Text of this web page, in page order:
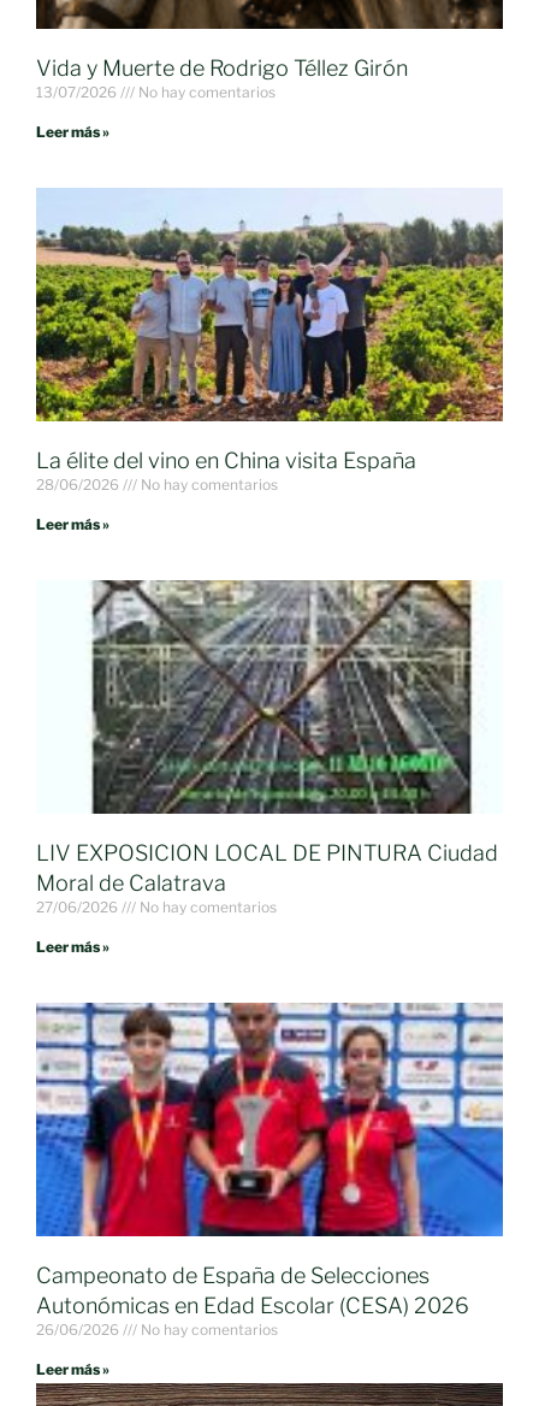
Vida y Muerte de Rodrigo Téllez Girón
13/07/2026 No hay comentarios
Leer más »
La élite del vino en China visita España
28/06/2026 No hay comentarios
Leer más »
LIV EXPOSICION LOCAL DE PINTURA Ciudad
Moral de Calatrava
27/06/2026 No hay comentarios
Leer más »
Campeonato de España de Selecciones
Autonómicas en Edad Escolar (CESA) 2026
26/06/2026 No hay comentarios
Leer más »